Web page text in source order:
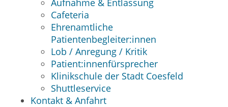
Cafeteria
Ehrenamtliche
Patientenbegleiter:innen
Lob / Anregung / Kritik
Patient:innenfürsprecher
Klinikschule der Stadt Coesfeld
Shuttleservice
Kontakt & Anfahrt